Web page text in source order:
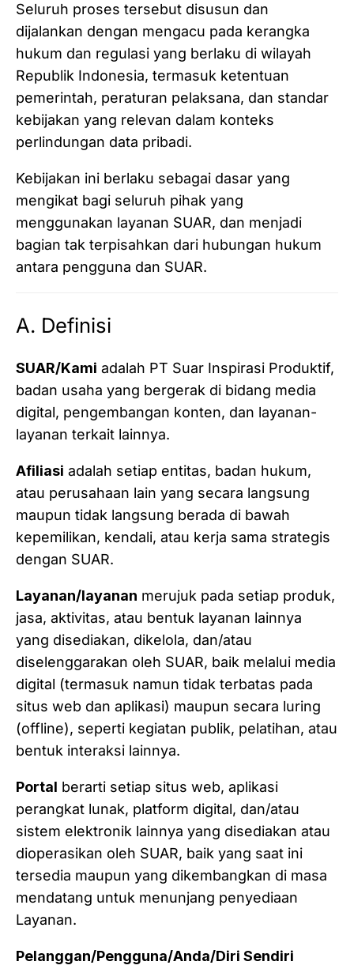
Seluruh proses tersebut disusun dan
dijalankan dengan mengacu pada kerangka
hukum dan regulasi yang berlaku di wilayah
Republik Indonesia, termasuk ketentuan
pemerintah, peraturan pelaksana, dan standar
kebijakan yang relevan dalam konteks
perlindungan data pribadi.
Kebijakan ini berlaku sebagai dasar yang
mengikat bagi seluruh pihak yang
menggunakan layanan SUAR, dan menjadi
bagian tak terpisahkan dari hubungan hukum
antara pengguna dan SUAR.
A. Definisi
SUAR/Kami adalah PT Suar Inspirasi Produktif,
badan usaha yang bergerak di bidang media
digital, pengembangan konten, dan layanan-
layanan terkait lainnya.
Afiliasi adalah setiap entitas, badan hukum,
atau perusahaan lain yang secara langsung
maupun tidak langsung berada di bawah
kepemilikan, kendali, atau kerja sama strategis
dengan SUAR.
Layanan/layanan merujuk pada setiap produk,
jasa, aktivitas, atau bentuk layanan lainnya
yang disediakan, dikelola, dan/atau
diselenggarakan oleh SUAR, baik melalui media
digital (termasuk namun tidak terbatas pada
situs web dan aplikasi) maupun secara luring
(offline), seperti kegiatan publik, pelatihan, atau
bentuk interaksi lainnya.
Portal berarti setiap situs web, aplikasi
perangkat lunak, platform digital, dan/atau
sistem elektronik lainnya yang disediakan atau
dioperasikan oleh SUAR, baik yang saat ini
tersedia maupun yang dikembangkan di masa
mendatang untuk menunjang penyediaan
Layanan.
Pelanggan/Pengguna/Anda/Diri Sendiri